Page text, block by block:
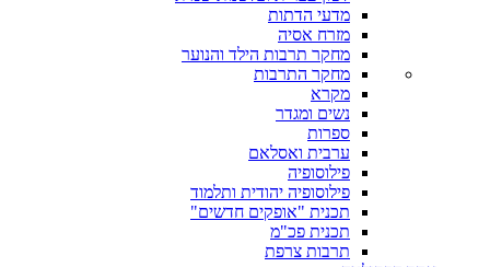
מדעי הדתות
מזרח אסיה
מחקר תרבות הילד והנוער
מחקר התרבות
מקרא
נשים ומגדר
ספרות
ערבית ואסלאם
פילוסופיה
פילוסופיה יהודית ותלמוד
תכנית "אופקים חדשים"
תכנית פכ"מ
תרבות צרפת